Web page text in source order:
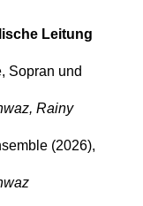
Leitung
Sopran und
Rainy
(2026),